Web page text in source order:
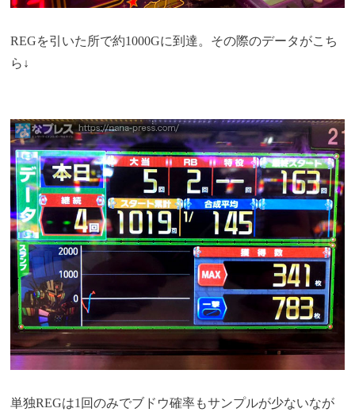
REGを引いた所で約1000Gに到達。その際のデータがこち
ら↓
単独REGは1回のみでブドウ確率もサンプルが少ないなが